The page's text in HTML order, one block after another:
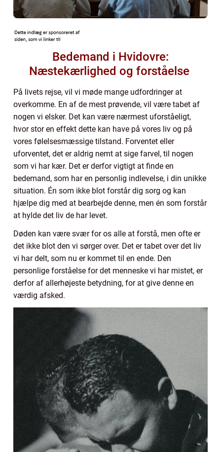
Bedemand i Hvidovre:
Næstekærlighed og forståelse
På livets rejse, vil vi møde mange udfordringer at
overkomme. En af de mest prøvende, vil være tabet af
nogen vi elsker. Det kan være nærmest uforståeligt,
hvor stor en effekt dette kan have på vores liv og på
vores følelsesmæssige tilstand. Forventet eller
uforventet, det er aldrig nemt at sige farvel, til nogen
som vi har kær. Det er derfor vigtigt at finde en
bedemand, som har en personlig indlevelse, i din unikke
situation. Én som ikke blot forstår dig sorg og kan
hjælpe dig med at bearbejde denne, men én som forstår
at hylde det liv de har levet.
Døden kan være svær for os alle at forstå, men ofte er
det ikke blot den vi sørger over. Det er tabet over det liv
vi har delt, som nu er kommet til en ende. Den
personlige forståelse for det menneske vi har mistet, er
derfor af allerhøjeste betydning, for at give denne en
værdig afsked.